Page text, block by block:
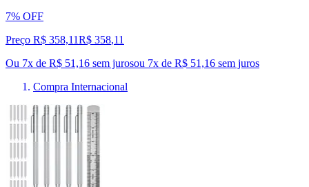
7% OFF
Preço R$ 358,11R$ 358,11
Ou 7x de R$ 51,16 sem jurosou 7x de R$ 51,16 sem juros
Compra Internacional